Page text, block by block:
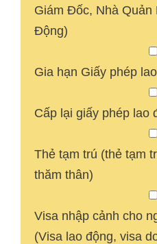
Giám Đốc, Nhà Quản
Động)
Gia hạn Giấy phép
Cấp lại giấy phép lao
Thẻ tạm trú (thẻ tạm
thăm thân)
Visa nhập cảnh cho
(Visa lao động, visa